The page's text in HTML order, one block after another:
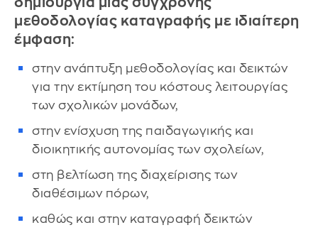
δημιουργία μιας σύγχρονης
μεθοδολογίας καταγραφής με ιδιαίτερη
έμφαση:
στην ανάπτυξη μεθοδολογίας και δεικτών
για την εκτίμηση του κόστους λειτουργίας
των σχολικών μονάδων,
στην ενίσχυση της παιδαγωγικής και
διοικητικής αυτονομίας των σχολείων,
στη βελτίωση της διαχείρισης των
διαθέσιμων πόρων,
καθώς και στην καταγραφή δεικτών